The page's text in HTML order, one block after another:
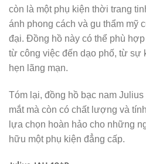
còn là một phụ kiện thời trang
ánh phong cách và gu thẩm mỹ
đại. Đồng hồ này có thể phù
từ công việc đến dạo phố, từ sự
hẹn lãng mạn.
Tóm lại, đồng hồ bạc nam
mắt mà còn có chất lượng và
lựa chọn hoàn hảo cho những
hữu một phụ kiện đẳng cấp.